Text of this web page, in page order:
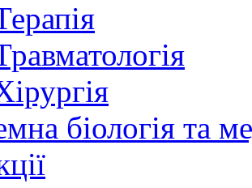
біологія та